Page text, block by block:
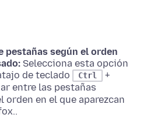
pestañas según el orden
Selecciona esta opción
de teclado
Ctrl +
entre las pestañas
orden en el que aparezcan